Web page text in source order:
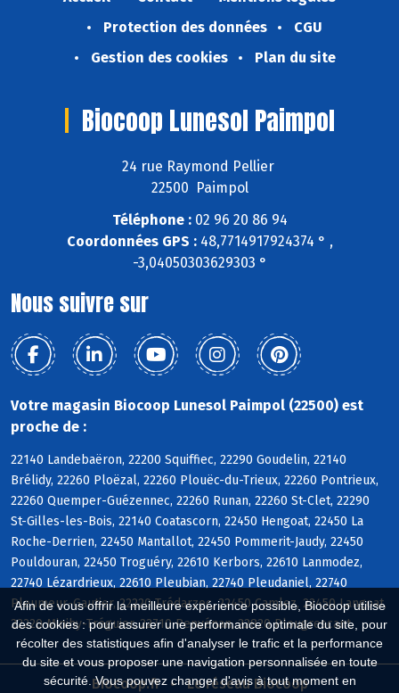
Afin de vous offrir la meilleure expérience possible, Biocoop utilise
des cookies : pour assurer une performance optimale du site, pour
récolter des statistiques afin d'analyser le trafic et la performance
du site et vous proposer une navigation personnalisée en toute
sécurité. Vous pouvez changer d'avis à tout moment en
Protection des données
CGU
Gestion des cookies
Plan du site
Biocoop Lunesol Paimpol
24 rue Raymond Pellier
22500 Paimpol
Téléphone :02 96 20 86 94
Coordonnées GPS :48,7714917924374 ° ,
-3,04050303629303 °
Nous suivre sur
Votre magasin Biocoop Lunesol Paimpol (22500) est
proche de :
22140 Landebaëron, 22200 Squiffiec, 22290 Goudelin, 22140
Brélidy, 22260 Ploëzal, 22260 Plouëc-du-Trieux, 22260 Pontrieux,
22260 Quemper-Guézennec, 22260 Runan, 22260 St-Clet, 22290
St-Gilles-les-Bois, 22140 Coatascorn, 22450 Hengoat, 22450 La
Roche-Derrien, 22450 Mantallot, 22450 Pommerit-Jaudy, 22450
Pouldouran, 22450 Troguéry, 22610 Kerbors, 22610 Lanmodez,
22740 Lézardrieux, 22610 Pleubian, 22740 Pleudaniel, 22740
Pleumeur-Gautier, 22220 Trédarzec, 22450 Camlez, 22450 Langoat,
22220 Minihy-Tréguier, 22710 Penvénan, 22820 Plougrescant
Biocoop.fr Le réseau Biocoop